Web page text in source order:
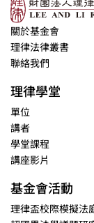
關於基金會
理律法律叢書
聯絡我們
理律學堂
單位
講者
學堂課程
講座影片
基金會活動
理律盃校際模擬法